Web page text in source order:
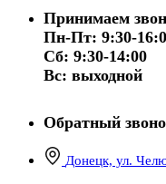
Принимаем
Пн-Пт: 9:30-
Сб: 9:30-14:00
Вс: выходной
Обратный
Донецк, ул.